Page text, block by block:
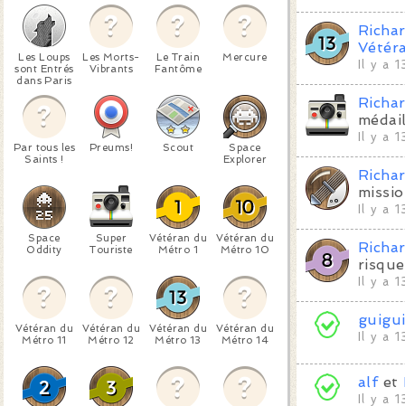
Les Loups
sont Entrés
dans Paris
Les Morts-
Vibrants
Le Train
Fantôme
Mercure
Par tous les
Saints !
Preums! Scout
Space
Explorer
Space
Oddity
Super
Touriste
Vétéran du
Métro 1
Vétéran du
Métro 10
Vétéran du
Métro 11
Vétéran du
Métro 12
Vétéran du
Métro 13
Vétéran du
Métro 14
Il y a
Il y a
Il y a
Il y a
Il y a
alfet
Il y a